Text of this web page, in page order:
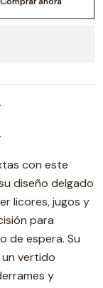
con este
diseño delgado
licores, jugos y
para
de espera. Su
vertido
y